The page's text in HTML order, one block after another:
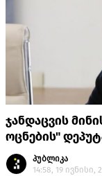
ჯანდაცვის
ოცნების"
პუბლიკა
14:58, 19 ივნისი,